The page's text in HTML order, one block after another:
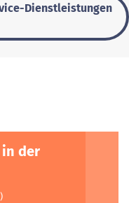
Dienstleistungen
in der